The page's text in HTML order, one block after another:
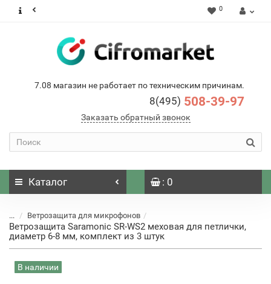
0
7.08 магазин не работает по техническим причинам.
8(495) 508-39-97
Заказать обратный звонок
Каталог : 0
... Ветрозащита для микрофонов
Ветрозащита Saramonic SR-WS2 меховая для петлички,
диаметр 6-8 мм, комплект из 3 штук
В наличии